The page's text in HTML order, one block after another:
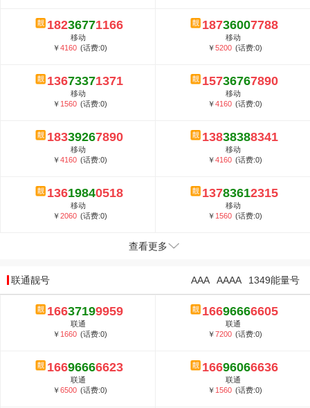
18236771166
移动
￥4160 (话费:0)
18736007788
移动
￥5200 (话费:0)
13673371371
移动
￥ 1560 (话费:0)
15736767890
移动
￥4160 (话费:0)
18339267890
移动
￥4160 (话费:0)
13838388341
移动
￥4160 (话费:0)
13619840518
移动
￥2060 (话费:0)
13783612315
移动
￥ 1560 (话费:0)
查看更多
联通靓号 1349能量号
AAAA
AAA
16637199959
联通
￥ 1660 (话费:0)
16696666605
联通
￥7200 (话费:0)
16696666623
联通
￥6500 (话费:0)
16696066636
联通
￥ 1560 (话费:0)